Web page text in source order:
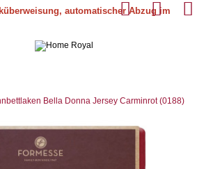
automatischer Abzug im
Bella Donna Jersey Carminrot (0188)